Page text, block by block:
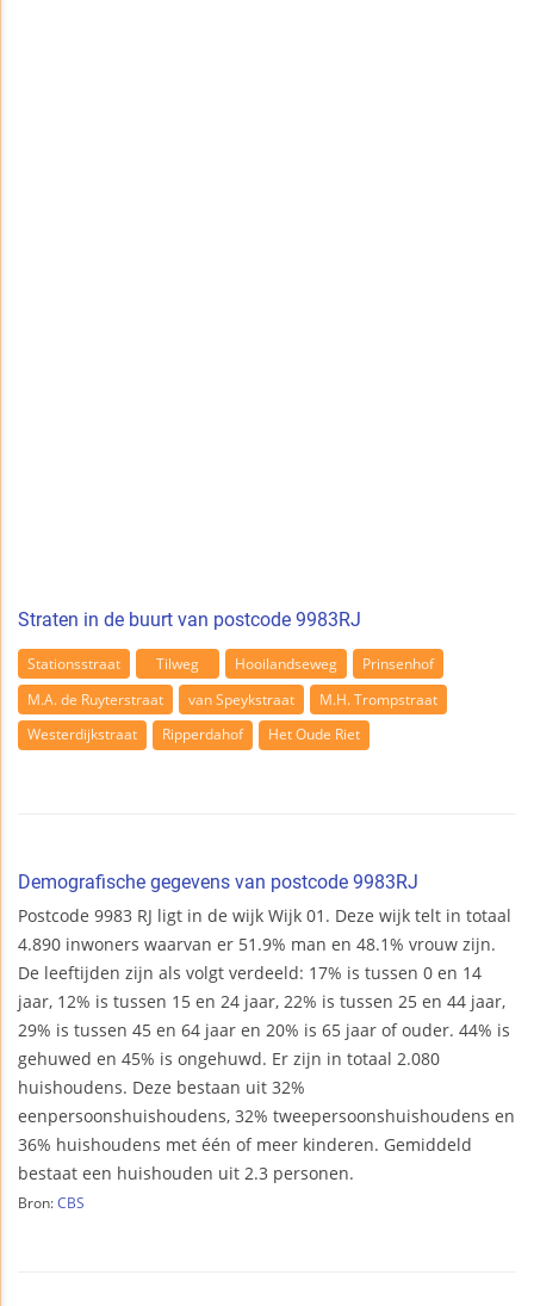
Straten in de buurt van postcode 9983RJ
Stationsstraat Tilweg Hooilandseweg
Prinsenhof
M.A. de Ruyterstraat
van Speykstraat
M.H. Trompstraat
Westerdijkstraat
Ripperdahof Het Oude Riet
Demografische gegevens van postcode 9983RJ
Postcode 9983 RJ ligt in de wijk Wijk 01. Deze wijk telt in totaal
4.890 inwoners waarvan er 51.9% man en 48.1% vrouw zijn.
De leeftijden zijn als volgt verdeeld: 17% is tussen 0 en 14
jaar, 12% is tussen 15 en 24 jaar, 22% is tussen 25 en 44 jaar,
29% is tussen 45 en 64 jaar en 20% is 65 jaar of ouder. 44% is
gehuwed en 45% is ongehuwd. Er zijn in totaal 2.080
huishoudens. Deze bestaan uit 32%
eenpersoonshuishoudens, 32% tweepersoonshuishoudens en
36% huishoudens met één of meer kinderen. Gemiddeld
bestaat een huishouden uit 2.3 personen.
Bron: CBS